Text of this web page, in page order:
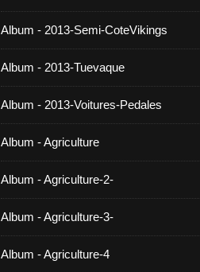
Album - 2013-Semi-CoteVikings
Album - 2013-Tuevaque
Album - 2013-Voitures-Pedales
Album - Agriculture
Album - Agriculture-2-
Album - Agriculture-3-
Album - Agriculture-4